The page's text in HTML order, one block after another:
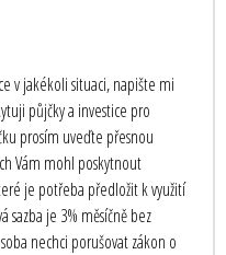
v jakékoli situaci, napište mi
půjčky a investice pro
prosím uveďte přesnou
Vám mohl poskytnout
je potřeba předložit k využití
je 3% měsíčně bez
nechci porušovat zákon o